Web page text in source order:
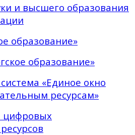
и высшего образования
образование»
образование»
«Единое окно
ресурсам»
цифровых